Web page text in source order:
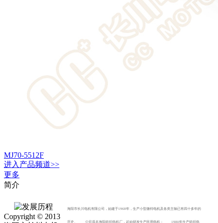
MJ70-5512F
进入 产品频道>>
更多
简介
海阳市长川电机有限公司，始建于1968年，生产小型微特电机及各类主轴已有四十多年的
历史。 公司原名海阳纺织电机厂，起始研发生产民用电机； 1980年生产纺织电
Copyright © 2013